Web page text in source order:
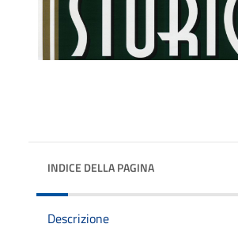
INDICE DELLA PAGINA
Descrizione